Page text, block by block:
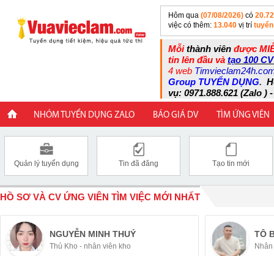
Hôm qua (07/08/2026) có
việc có thêm: 13.040 vị trí
Mỗithành viên được
tin lên đầu và tạo 100
4 web
Group TUYỂN DỤNG.
vụ: 0971.888.621 (Zalo )
NHÓM TUYỂN DỤNG ZALO BÁO GIÁ DV TÌM ỨNG VIÊN
Quản lý tuyển dụng Tin đã đăng Tạo tin mới
HỒ SƠ VÀ CV ỨNG VIÊN TÌM VIỆC MỚI NHẤT
NGUYỄN MINH THUÝ
Thủ Kho - nhân viên kho
TÔ